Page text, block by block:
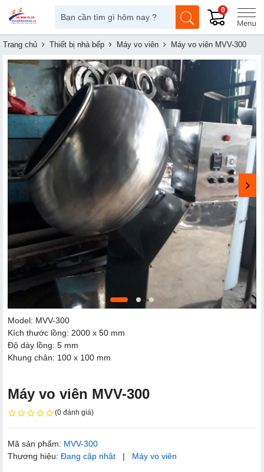
0
Trang chủ Thiết bị nhà bếp Máy vo viên Máy vo viên MVV-300
Model: MVV-300
Kích thước lồng: 2000 x 50 mm
Độ dày lồng: 5 mm
Khung chân: 100 x 100 mm
Máy vo viên MVV-300
(0 đánh giá)
Mã sản phẩm: MVV-300
Thương hiệu: Đang cập nhật | Máy vo viên